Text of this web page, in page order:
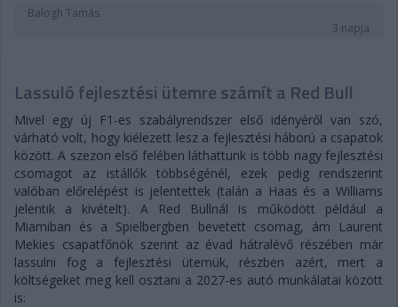
Balogh Tamás
3 napja
Lassuló fejlesztési ütemre számít a Red Bull
Mivel egy új F1-es szabályrendszer első idényéről van szó,
várható volt, hogy kiélezett lesz a fejlesztési háború a csapatok
között. A szezon első felében láthattunk is több nagy fejlesztési
csomagot az istállók többségénél, ezek pedig rendszerint
valóban előrelépést is jelentettek (talán a Haas és a Williams
jelentik a kivételt). A Red Bullnál is működött például a
Miamiban és a Spielbergben bevetett csomag, ám Laurent
Mekies csapatfőnök szerint az évad hátralévő részében már
lassulni fog a fejlesztési ütemük, részben azért, mert a
költségeket meg kell osztani a 2027-es autó munkálatai között
is: